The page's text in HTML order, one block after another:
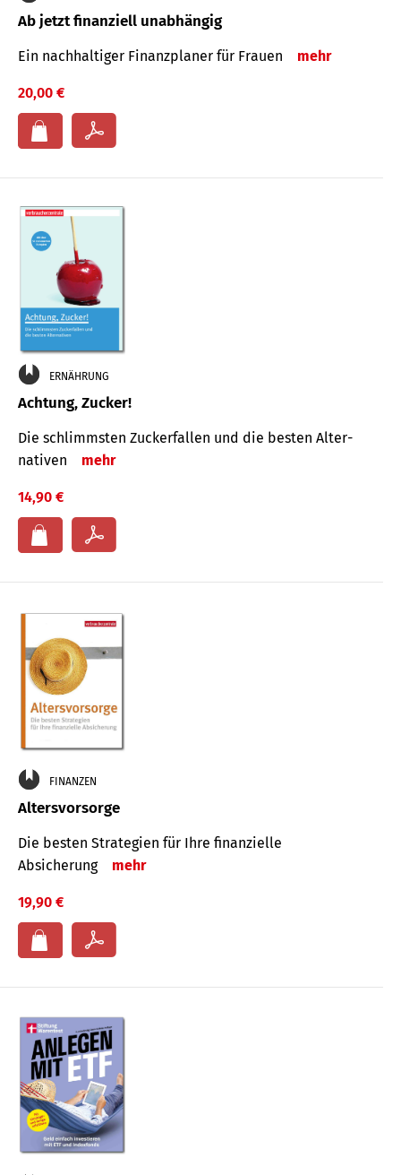
Ab jetzt finanziell unabhängig
Ein nachhaltiger Finanzplaner für Frauen mehr
20,00 €
ERNÄHRUNG
Achtung, Zucker!
Die schlimmsten Zucker­fallen und die besten Alter­
nativen
mehr
14,90 €
FINANZEN
Altersvorsorge
Die besten Strategien für Ihre finanzielle
Absicherung
mehr
19,90 €